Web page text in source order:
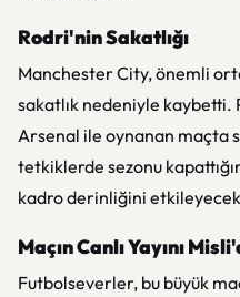
Rodri'nin Sakatlığı
Manchester City, önemli
sakatlık nedeniyle
Arsenal ile oynanan maçta
tetkiklerde sezonu
kadro derinliğini
Maçın Canlı Yayını
Futbolseverler, bu büyük